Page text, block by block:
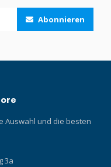
Abonnieren
Auswahl und die besten
3a